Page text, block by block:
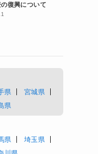
復興について
県
宮城県
県
県
埼玉県